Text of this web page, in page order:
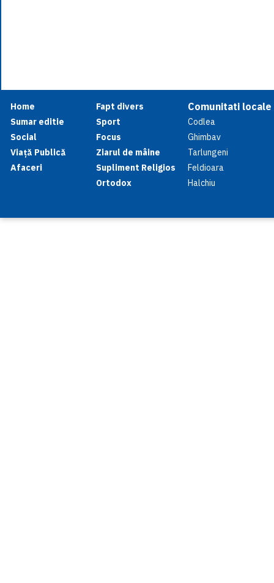
Home
Sumar editie
Social
Viață Publică
Afaceri
Fapt divers
Sport
Focus
Ziarul de mâine
Supliment Religios
Ortodox
Comunitati locale
Codlea
Ghimbav
Tarlungeni
Feldioara
Halchiu